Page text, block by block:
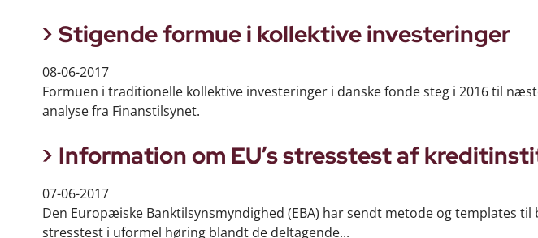
Stigende formue i kollektive investeringer
08-06-2017
Formuen i traditionelle kollektive investeringer i danske fonde steg i 2016 til
analyse fra Finanstilsynet.
Information om EU’s stresstest af
07-06-2017
Den Europæiske Banktilsynsmyndighed (EBA) har sendt metode og templates
stresstest i uformel høring blandt de deltagende...